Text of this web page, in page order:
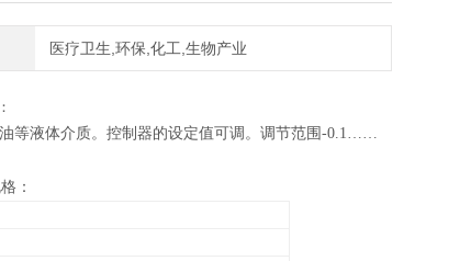
医疗卫生,环保,化工,生物产业
等液体介质。控制器的设定值可调。调节范围-0.1……
：